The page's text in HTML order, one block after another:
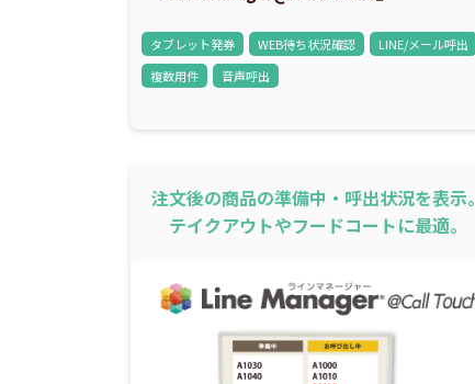
タブレット発券 WEB待ち状況確認
LINE/メール呼出
複数用件
音声呼出
注文後の商品の準備中・呼出状況を表示。
テイクアウトやフードコートに最適。